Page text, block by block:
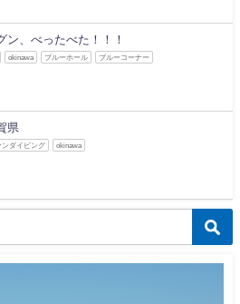
ン、べったべた！！！
okinawa ブルーホール ブルーコーナー
県
ンダイビング okinawa